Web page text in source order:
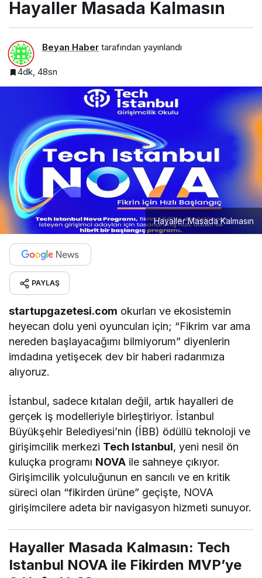
Hayaller Masada Kalmasın
Beyan Haber tarafından yayınlandı
4dk, 48sn
Hayaller Masada Kalmasın
PAYLAŞ
startupgazetesi.com okurları ve ekosistemin
heyecan dolu yeni oyuncuları için; “Fikrim var ama
nereden başlayacağımı bilmiyorum” diyenlerin
imdadına yetişecek dev bir haberi radarımıza
alıyoruz.
İstanbul, sadece kıtaları değil, artık hayalleri de
gerçek iş modelleriyle birleştiriyor. İstanbul
Büyükşehir Belediyesi’nin (İBB) ödüllü teknoloji ve
girişimcilik merkezi Tech Istanbul, yeni nesil ön
kuluçka programı NOVA ile sahneye çıkıyor.
Girişimcilik yolculuğunun en sancılı ve en kritik
süreci olan “fikirden ürüne” geçişte, NOVA
girişimcilere adeta bir navigasyon hizmeti sunuyor.
Hayaller Masada Kalmasın: Tech
Istanbul NOVA ile Fikirden MVP’ye